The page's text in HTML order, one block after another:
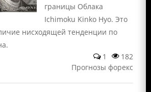
границы Облака
Ichimoku Kinko Hyo. Это
нисходящей тенденции по
182
1
Прогнозы форекс